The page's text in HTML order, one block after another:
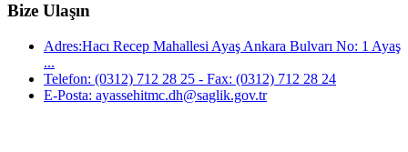
Bize Ulaşın
Adres:Hacı Recep Mahallesi Ayaş Ankara Bulvarı No: 1 Ayaş
...
Telefon: (0312) 712 28 25 - Fax: (0312) 712 28 24
E-Posta: ayassehitmc.dh@saglik.gov.tr